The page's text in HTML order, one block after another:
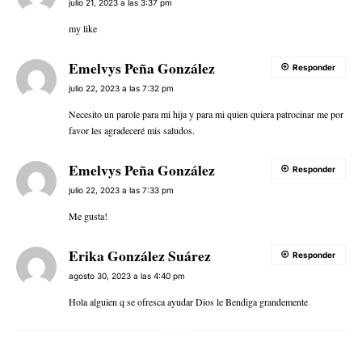
julio 21, 2023 a las 3:37 pm
my like
Emelvys Peña González
julio 22, 2023 a las 7:32 pm
Necesito un parole para mi hija y para mi quien quiera patrocinar me por
favor les agradeceré mis saludos.
Responder
Emelvys Peña González
julio 22, 2023 a las 7:33 pm
Me gusta!
Responder
Erika González Suárez
agosto 30, 2023 a las 4:40 pm
Hola alguien q se ofresca ayudar Dios le Bendiga grandemente
Responder